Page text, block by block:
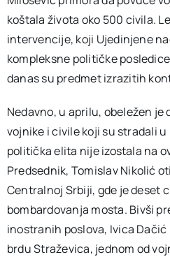
koštala života oko 500 civila.
intervencije, koji Ujedinjene
kompleksne političke
danas su predmet izrazitih
Nedavno, u aprilu, obeležen je
vojnike i civile koji su stradali
politička elita nije izostala na
Predsednik, Tomislav Nikolić
Centralnoj Srbiji, gde je deset
bombardovanja mosta. Bivši
inostranih poslova, Ivica
brdu Straževica, jednom od